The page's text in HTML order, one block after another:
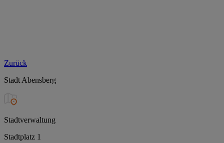
Zurück
Stadt Abensberg
Stadtverwaltung
Stadtplatz 1